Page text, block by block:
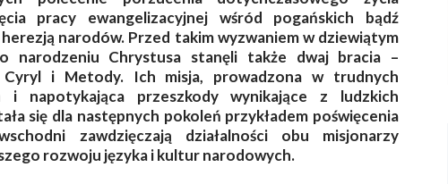
pracy ewangelizacyjnej wśród pogańskich bądź
narodów. Przed takim wyzwaniem w dziewiątym
narodzeniu Chrystusa stanęli także dwaj bracia –
Cyryl i Metody. Ich misja, prowadzona w trudnych
i napotykająca przeszkody wynikające z ludzkich
się dla następnych pokoleń przykładem poświęcenia
zawdzięczają działalności obu misjonarzy
rozwoju języka i kultur narodowych.